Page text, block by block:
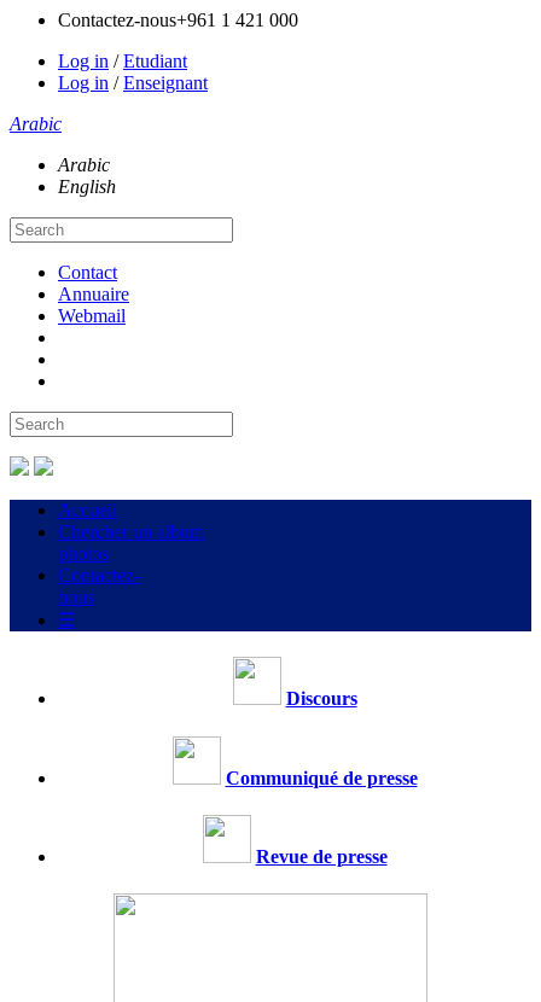
Contactez-nous+961 1 421 000
Log in /Etudiant
Log in /Enseignant
Arabic
Arabic
English
Contact
Annuaire
Webmail
Accueil
Chercher un album
photos
Contactez-
nous
☰
Discours
Communiqué de presse
Revue de presse